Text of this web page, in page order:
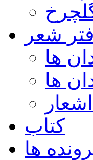
شعر
ها
ها
کتاب
ها